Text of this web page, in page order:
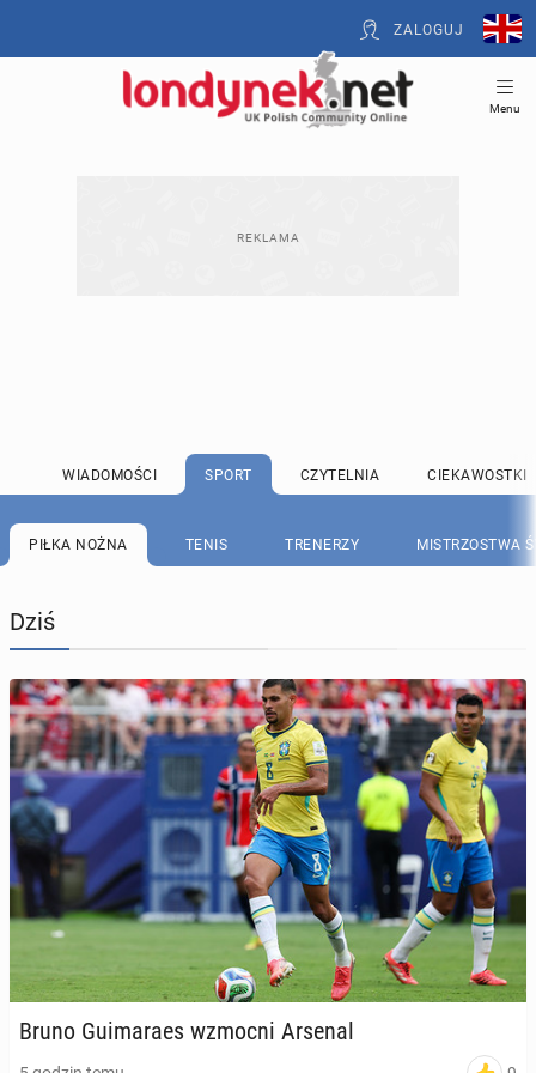
ZALOGUJ
Menu
WIADOMOŚCI SPORT CZYTELNIA CIEKAWOSTKI
PIŁKA NOŻNA TENIS TRENERZY MISTRZOSTWA
Dziś
Bruno Gu­ima­ra­es wzmocni Arsenal